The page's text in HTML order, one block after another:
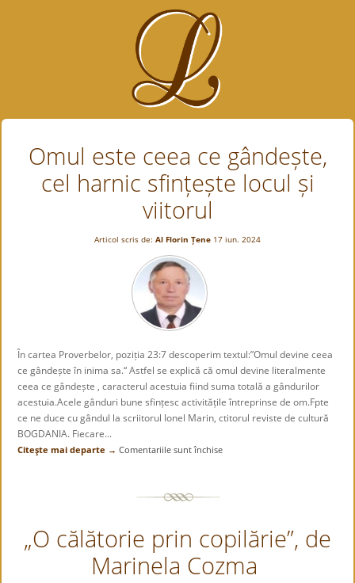
Omul este ceea ce gândește,
cel harnic sfințește locul și
viitorul
Articol scris de: Al Florin Țene 17 iun. 2024
În cartea Proverbelor, poziția 23:7 descoperim textul:”Omul devine ceea
ce gândește în inima sa.“ Astfel se explică că omul devine literalmente
ceea ce gândește , caracterul acestuia fiind suma totală a gândurilor
acestuia.Acele gânduri bune sfințesc activitățile întreprinse de om.Fpte
ce ne duce cu gândul la scriitorul Ionel Marin, ctitorul reviste de cultură
BOGDANIA. Fiecare...
Citeşte mai departe → Comentariile sunt închise
gândește,
cel
harnic
sfințește
„O călătorie prin copilărie”, de
Marinela Cozma